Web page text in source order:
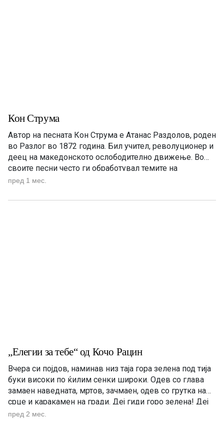
Кон Струма
Автор на песната Кон Струма е Атанас Раздолов, роден
во Разлог во 1872 година. Бил учител, револуционер и
деец на македонското ослободително движење. Во
своите песни често ги обработувал темите на
слободата, националното будење и страдањата на
претставува значаен дел од македонската
пред 1 мес.
„Елегии за тебе“ од Кочо Рацин
Вчера си појдов, наминав низ таја гора зелена под тија
буки високи по ќилим сенки широки. Одев со глава
замаен наведната, мртов, зачмаен, одев со грутка на
срце и каракамен на гради. Деј гиди горо зелена! Деј
гиди водо студена! Пилците пеат – ти плачеш, сонцето
пред 2 мес.